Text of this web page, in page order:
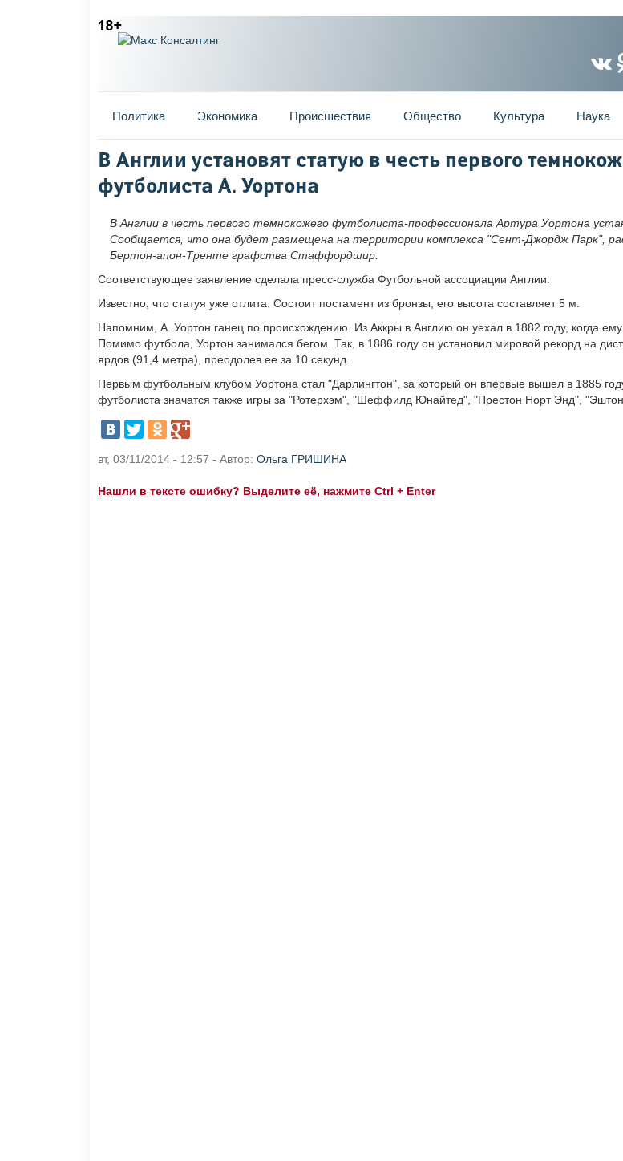
Главное меню
Политика Экономика Происшествия Общество Культура Наука
Вы здесь
В Англии установят статую в честь первого
футболиста А. Уортона
В Англии в честь первого темнокожего футболиста-профессионала Артура Уортона
Сообщается, что она будет размещена на территории комплекса "Сент-Джордж Парк",
Бертон-апон-Тренте графства Стаффордшир.
Соответствующее заявление сделала пресс-служба Футбольной ассоциации Англии.
Известно, что статуя уже отлита. Состоит постамент из бронзы, его высота составляет 5 м.
Напомним, А. Уортон ганец по происхождению. Из Аккры в Англию он уехал в 1882 году, когда
Помимо футбола, Уортон занимался бегом. Так, в 1886 году он установил мировой рекорд на
ярдов (91,4 метра), преодолев ее за 10 секунд.
Первым футбольным клубом Уортона стал "Дарлингтон", за который он впервые вышел в 1885
футболиста значатся также игры за "Ротерхэм", "Шеффилд Юнайтед", "Престон Норт Энд",
вт, 03/11/2014 - 12:57 - Автор: Ольга ГРИШИНА
Нашли в тексте ошибку? Выделите её, нажмите Ctrl + Enter